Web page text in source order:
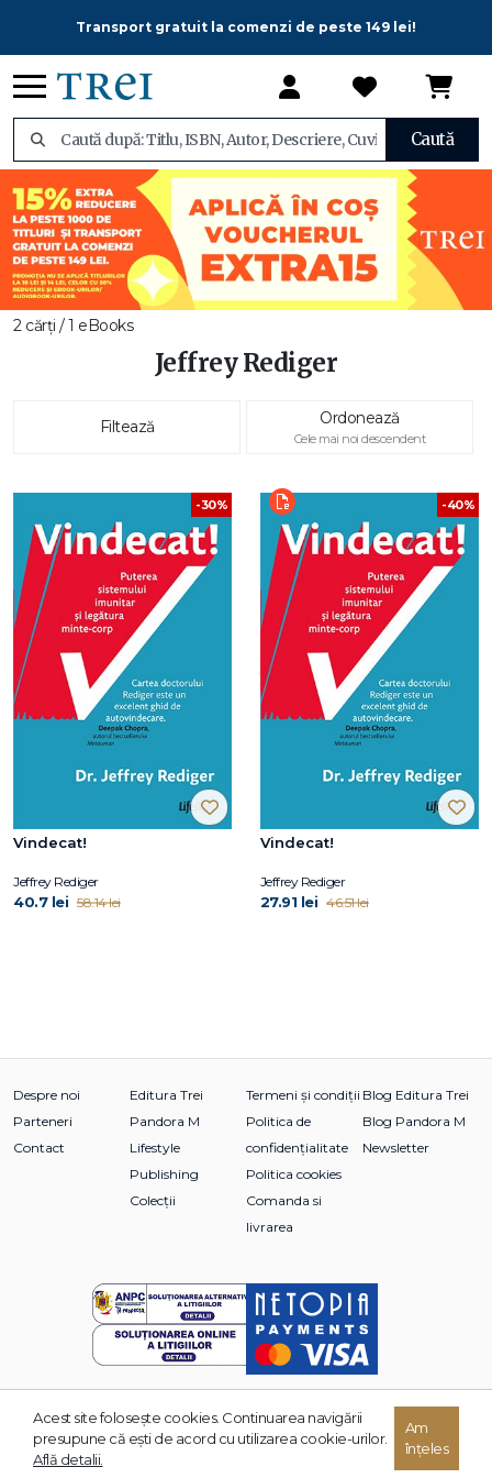
Transport gratuit la comenzi de peste 149 lei!
Caută
2 cărți / 1 eBooks
Jeffrey Rediger
Filtează Ordonează
Cele mai noi descendent
-30%
Vindecat!
Jeffrey Rediger
40.7 lei 58.14 lei
-40%
Vindecat!
Jeffrey Rediger
27.91 lei 46.51 lei
Despre noi
Parteneri
Contact
Editura Trei
Pandora M
Lifestyle
Publishing
Colecții
Termeni și condiții
Politica de
confidențialitate
Politica cookies
Comanda si
livrarea
Blog Editura Trei
Blog Pandora M
Newsletter
© 2026 Grupul Editorial TREI. Toate drepturile rezervate.
Acest site foloseşte cookies. Continuarea navigării
presupune că eşti de acord cu utilizarea cookie-urilor.
Află detalii.
Am
înțeles